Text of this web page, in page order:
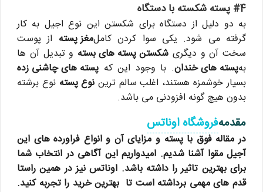
#4 پسته شکسته با دستگاه
به دو دلیل از دستگاه برای شکستن این نوع اجیل به کار
گرفته می شود. یکی سوا کردن کاملمغز پسته از پوست
سخت آن و دیگری شکستن پسته های بسته و تبدیل آن ها
بهپسته های خندان. با وجود این که پسته های چاشنی زده
بسیار خوشمزه هستند، اغلب سالم تریننوع پسته نوع برشته
بدون هیچ گونه افزودنی می باشد.
مقدمهفروشگاه اوناتس
در مقاله فوق با پسته و مزایای آن و انواع فراورده های این
آجیل مقوا آشنا شدیم. امیدواریم این آگاهی در انتخاب شما
برای بهترین تاثیر را داشته باشد. اوناتس نیز در همین راستا
قدم های مهمی برداشته است تا بهترین خرید را تجربه کنید.